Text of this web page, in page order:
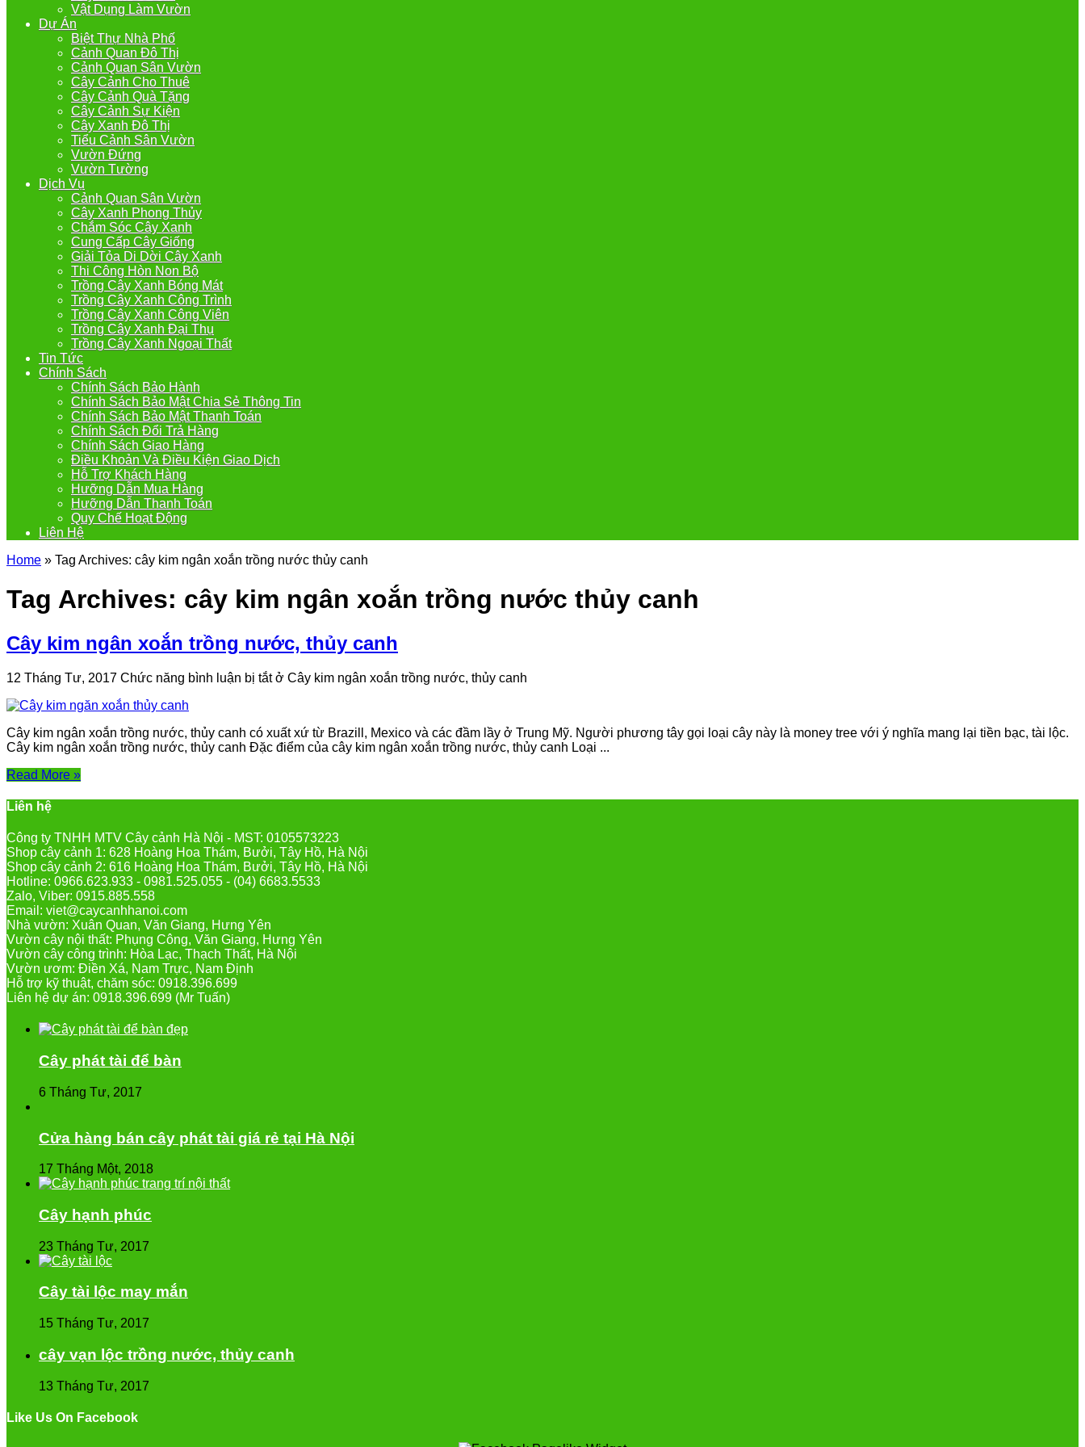
Vật Dụng Làm Vườn
Dự Án
Biệt Thự Nhà Phố
Cảnh Quan Đô Thị
Cảnh Quan Sân Vườn
Cây Cảnh Cho Thuê
Cây Cảnh Quà Tặng
Cây Cảnh Sự Kiện
Cây Xanh Đô Thị
Tiểu Cảnh Sân Vườn
Vườn Đứng
Vườn Tường
Dịch Vụ
Cảnh Quan Sân Vườn
Cây Xanh Phong Thủy
Chắm Sóc Cây Xanh
Cung Cấp Cây Giống
Giải Tỏa Di Dời Cây Xanh
Thi Công Hòn Non Bộ
Trồng Cây Xanh Bóng Mát
Trồng Cây Xanh Công Trình
Trồng Cây Xanh Công Viên
Trồng Cây Xanh Đại Thụ
Trồng Cây Xanh Ngoại Thất
Tin Tức
Chính Sách
Chính Sách Bảo Hành
Chính Sách Bảo Mật Chia Sẻ Thông Tin
Chính Sách Bảo Mật Thanh Toán
Chính Sách Đổi Trả Hàng
Chính Sách Giao Hàng
Điều Khoản Và Điều Kiện Giao Dịch
Hỗ Trợ Khách Hàng
Hưỡng Dẫn Mua Hàng
Hưỡng Dẫn Thanh Toán
Quy Chế Hoạt Động
Liên Hệ
Home » Tag Archives: cây kim ngân xoắn trồng nước thủy canh
Tag Archives: cây kim ngân xoắn trồng nước thủy canh
Cây kim ngân xoắn trồng nước, thủy canh
12 Tháng Tư, 2017 Chức năng bình luận bị tắtở Cây kim ngân xoắn trồng nước, thủy canh
Cây kim ngân xoắn trồng nước, thủy canh có xuất xứ từ Brazill, Mexico và các đầm lầy ở Trung Mỹ. Người phương tây gọi loại cây này là money tree với ý nghĩa mang lại tiền bạc, tài lộc.
Cây kim ngân xoắn trồng nước, thủy canh Đặc điểm của cây kim ngân xoắn trồng nước, thủy canh Loại ...
Read More »
Liên hệ
Công ty TNHH MTV Cây cảnh Hà Nội - MST: 0105573223
Shop cây cảnh 1: 628 Hoàng Hoa Thám, Bưởi, Tây Hồ, Hà Nội
Shop cây cảnh 2: 616 Hoàng Hoa Thám, Bưởi, Tây Hồ, Hà Nội
Hotline: 0966.623.933 - 0981.525.055 - (04) 6683.5533
Zalo, Viber: 0915.885.558
Email: viet@caycanhhanoi.com
Nhà vườn: Xuân Quan, Văn Giang, Hưng Yên
Vườn cây nội thất: Phụng Công, Văn Giang, Hưng Yên
Vườn cây công trình: Hòa Lạc, Thạch Thất, Hà Nội
Vườn ươm: Điền Xá, Nam Trực, Nam Định
Hỗ trợ kỹ thuật, chăm sóc: 0918.396.699
Liên hệ dự án: 0918.396.699 (Mr Tuấn)
Cây phát tài để bàn
6 Tháng Tư, 2017
Cửa hàng bán cây phát tài giá rẻ tại Hà Nội
17 Tháng Một, 2018
Cây hạnh phúc
23 Tháng Tư, 2017
Cây tài lộc may mắn
15 Tháng Tư, 2017
cây vạn lộc trồng nước, thủy canh
13 Tháng Tư, 2017
Like Us On Facebook